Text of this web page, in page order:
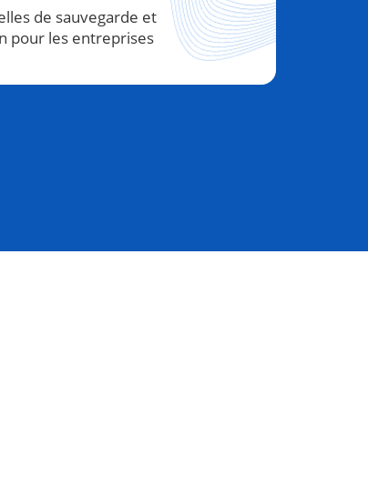
de sauvegarde et
pour les entreprises